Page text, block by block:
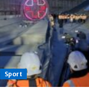
Sport